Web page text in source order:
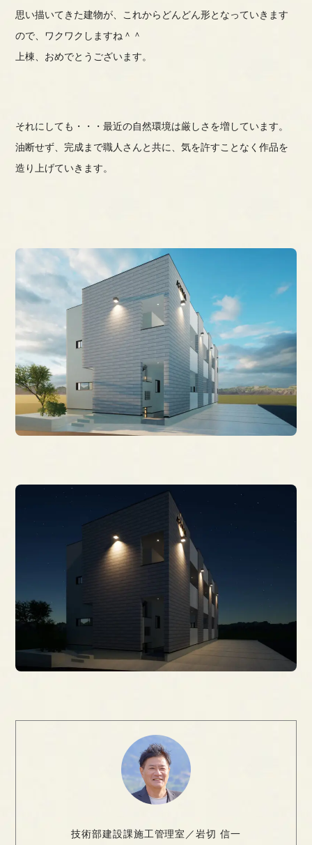
思い描いてきた建物が、これからどんどん形となっていきます
ので、ワクワクしますね＾＾
上棟、おめでとうございます。
それにしても・・・最近の自然環境は厳しさを増しています。
油断せず、完成まで職人さんと共に、気を許すことなく作品を
造り上げていきます。
技術部建設課施工管理室／岩切 信一